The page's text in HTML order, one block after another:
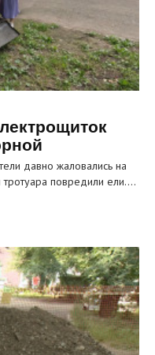
давно жаловались на
повредили ели.…